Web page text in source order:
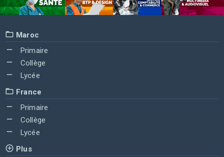
Maroc
Primaire
Collège
Lycée
France
Primaire
Collège
Lycée
Plus